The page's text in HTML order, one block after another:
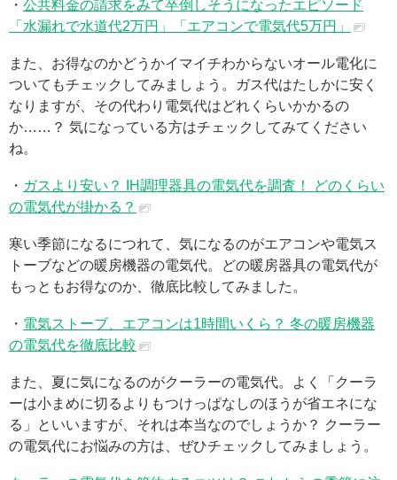
・ 公共料金の請求をみて卒倒しそうになったエピソード
「水漏れで水道代2万円」「エアコンで電気代5万円」
また、お得なのかどうかイマイチわからないオール電化に
ついてもチェックしてみましょう。ガス代はたしかに安く
なりますが、その代わり電気代はどれくらいかかるの
か……？ 気になっている方はチェックしてみてください
ね。
・ ガスより安い？ IH調理器具の電気代を調査！ どのくらい
の電気代が掛かる？
寒い季節になるにつれて、気になるのがエアコンや電気ス
トーブなどの暖房機器の電気代。どの暖房器具の電気代が
もっともお得なのか、徹底比較してみました。
・ 電気ストーブ、エアコンは1時間いくら？ 冬の暖房機器
の電気代を徹底比較
また、夏に気になるのがクーラーの電気代。よく「クーラ
ーは小まめに切るよりもつけっぱなしのほうが省エネにな
る」といいますが、それは本当なのでしょうか？ クーラー
の電気代にお悩みの方は、ぜひチェックしてみましょう。